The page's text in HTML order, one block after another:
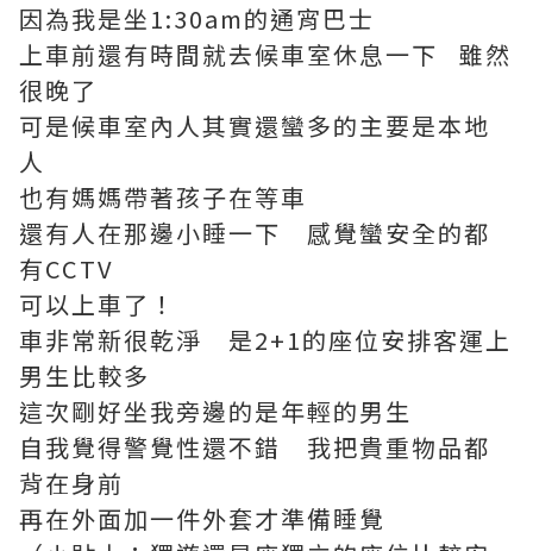
因為我是坐1:30am的通宵巴士
上車前還有時間就去候車室休息一下 雖然
很晚了
可是候車室內人其實還蠻多的主要是本地
人
也有媽媽帶著孩子在等車
還有人在那邊小睡一下 感覺蠻安全的都
有CCTV
可以上車了！
車非常新很乾淨 是2+1的座位安排客運上
男生比較多
這次剛好坐我旁邊的是年輕的男生
自我覺得警覺性還不錯 我把貴重物品都
背在身前
再在外面加一件外套才準備睡覺